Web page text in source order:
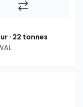
∙ 22 tonnes